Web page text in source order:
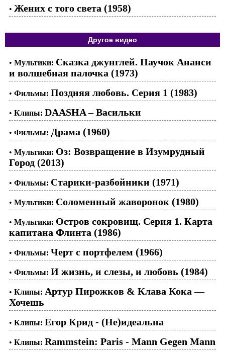
• Жених с того света (1958)
Другое видео
• Мультики: Сказка джунглей. Паучок Ананси
и волшебная палочка (1973)
• Фильмы: Поздняя любовь. Серия 1 (1983)
• Клипы: DAASHA – Васильки
• Фильмы: Драма (1960)
• Мультики: Оз: Возвращение в Изумрудный
Город (2013)
• Фильмы: Старики-разбойники (1971)
• Мультики: Соломенный жаворонок (1980)
• Мультики: Остров сокровищ. Серия 1. Карта
капитана Флинта (1986)
• Фильмы: Черт с портфелем (1966)
• Фильмы: И жизнь, и слезы, и любовь (1984)
• Клипы: Артур Пирожков & Клава Кока —
Хочешь
• Клипы: Егор Крид - (Не)идеальна
• Клипы: Rammstein: Paris - Mann Gegen Mann